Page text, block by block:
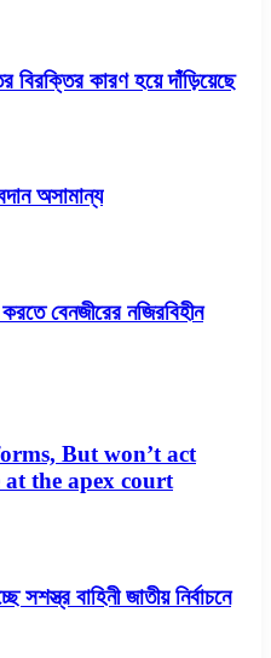
বিরক্তির কারণ হয়ে দাঁড়িয়েছে
অসামান্য
বেনজীরের নজিরবিহীন
But won’t act
at the apex court
বাহিনী জাতীয় নির্বাচনে